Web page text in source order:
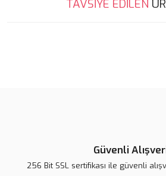
konularda yetersiz gördüğünüz noktaları
TAVSİYE EDİLEN
Güvenli
256 Bit SSL sertifikası ile güvenli